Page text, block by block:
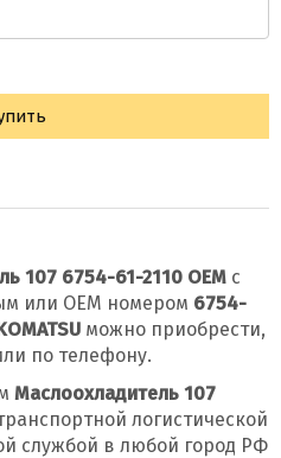
107 6754-61-2110 OEM с
или OEM номером 6754-
можно приобрести,
по телефону.
Маслоохладитель 107
логистической
службой в любой город РФ